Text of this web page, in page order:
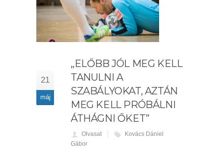
21
máj
„ELŐBB JÓL MEG KELL
TANULNI A
SZABÁLYOKAT, AZTÁN
MEG KELL PRÓBÁLNI
ÁTHÁGNI ŐKET”
Olvasat
Kovács Dániel
Gábor